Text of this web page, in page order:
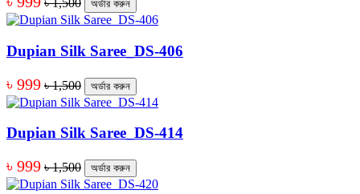
৳ 1,500 অর্ডার করুন
Dupian Silk Saree_DS-406
৳ 999 ৳ 1,500 অর্ডার করুন
Dupian Silk Saree_DS-414
৳ 999 ৳ 1,500 অর্ডার করুন